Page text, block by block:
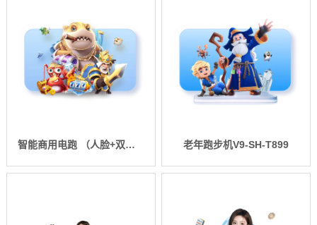
智能商用电跑 （人脸+双屏智能版） SH-T5921T-T3（V9TT） 老年跑步机V9-SH-T899